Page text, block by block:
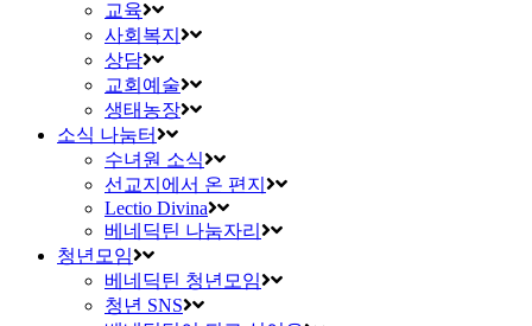
교육
사회복지
상담
교회예술
생태농장
소식 나눔터
수녀원 소식
선교지에서 온 편지
Lectio Divina
베네딕틴 나눔자리
청년모임
베네딕틴 청년모임
청년 SNS